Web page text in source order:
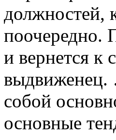
должностей,
поочередно.
и вернется к
выдвиженец.
собой
основные